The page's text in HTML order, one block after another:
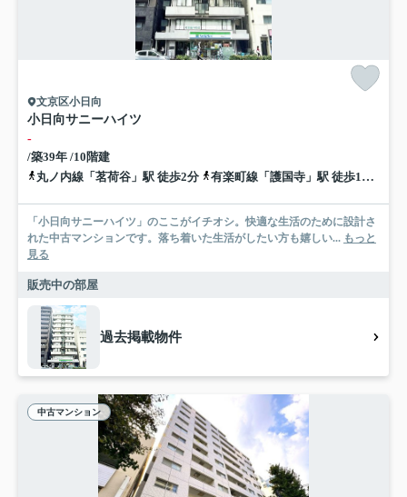
文京区小日向
小日向サニーハイツ
-
/築39年 /10階建
丸ノ内線「茗荷谷」駅 徒歩2分
有楽町線「護国寺」駅 徒歩14分
「小日向サニーハイツ」のここがイチオシ。快適な生活のために設計さ
れた中古マンションです。落ち着いた生活がしたい方も嬉しい... もっと
見る
販売中の部屋
過去掲載物件
中古マンション